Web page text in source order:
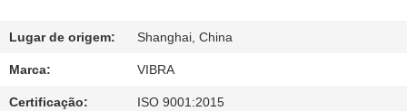
DA
FÁBRICA
Lugar de origem: Shanghai, China
Marca: VIBRA
Certificação: ISO 9001:2015